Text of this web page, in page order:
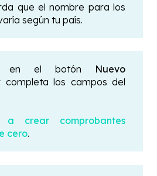
que el nombre para los
según tu país.
en el botón Nuevo
completa los campos del
a crear comprobantes
cero.